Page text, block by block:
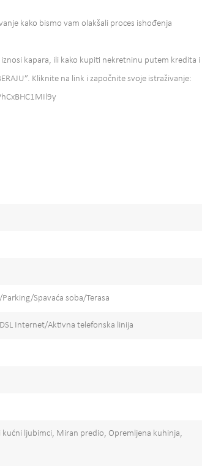
kako bismo vam olakšali proces ishođenja
kapara, ili kako kupiti nekretninu putem kredita i
Kliknite na link i započnite svoje istraživanje:
Spavaća soba/Terasa
Internet/Aktivna telefonska linija
kućni ljubimci, Miran predio, Opremljena kuhinja,